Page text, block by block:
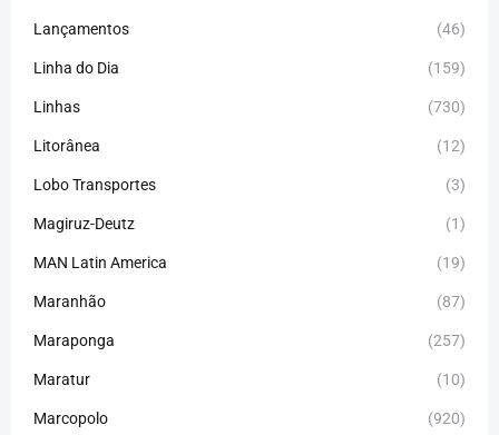
Lançamentos (46)
Linha do Dia (159)
Linhas (730)
Litorânea (12)
Lobo Transportes (3)
Magiruz-Deutz (1)
MAN Latin America (19)
Maranhão (87)
Maraponga (257)
Maratur (10)
Marcopolo (920)